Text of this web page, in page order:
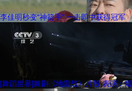
李佳明秒变“神箭手” 一击即中获得冠军
[舞蹈世界]舞剧《地雷战》片段 表演：